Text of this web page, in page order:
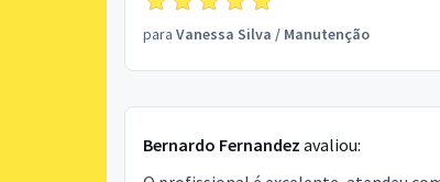
para Vanessa Silva / Manutenção
Bernardo Fernandez avaliou: